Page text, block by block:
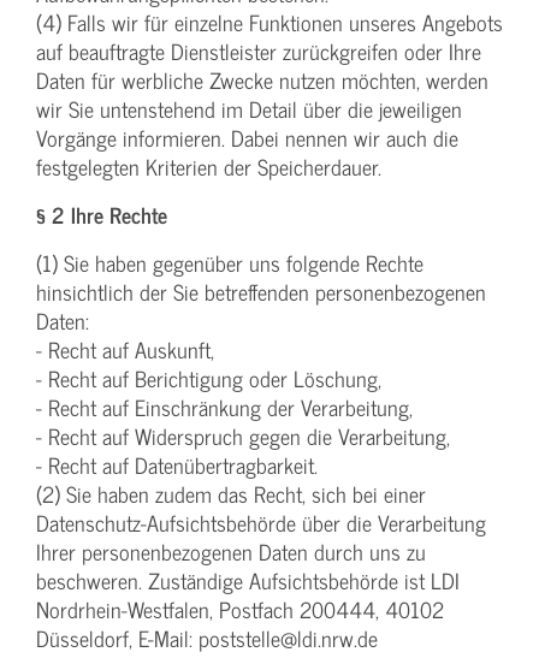
(4) Falls wir für einzelne Funktionen unseres Angebots
auf beauftragte Dienstleister zurückgreifen oder Ihre
Daten für werbliche Zwecke nutzen möchten, werden
wir Sie untenstehend im Detail über die jeweiligen
Vorgänge informieren. Dabei nennen wir auch die
festgelegten Kriterien der Speicherdauer.
§ 2 Ihre Rechte
(1) Sie haben gegenüber uns folgende Rechte
hinsichtlich der Sie betreffenden personenbezogenen
Daten:
- Recht auf Auskunft,
- Recht auf Berichtigung oder Löschung,
- Recht auf Einschränkung der Verarbeitung,
- Recht auf Widerspruch gegen die Verarbeitung,
- Recht auf Datenübertragbarkeit.
(2) Sie haben zudem das Recht, sich bei einer
Datenschutz-Aufsichtsbehörde über die Verarbeitung
Ihrer personenbezogenen Daten durch uns zu
beschweren. Zuständige Aufsichtsbehörde ist LDI
Nordrhein-Westfalen, Postfach 200444, 40102
Düsseldorf, E-Mail: poststelle@ldi.nrw.de